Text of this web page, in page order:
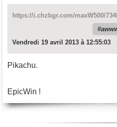
https://i.chzbgr.com/maxW500/
Vendredi 19 avril 2013 à 12:55:03
Pikachu.
EpicWin !